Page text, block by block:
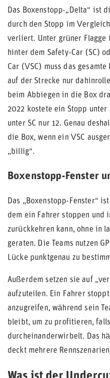
Das Boxenstopp-„Delta" ist
durch den Stopp im
verliert. Unter grüner Flagge
hinter dem Safety-Car (SC)
Car (VSC) muss das
auf der Strecke nur
beim Abbiegen in die Box
2022 kostete ein Stopp unter
unter SC nur 12. Genau
die Box, wenn ein VSC
„billig".
Boxenstopp-Fenster
Das „Boxenstopp-Fenster"
dem ein Fahrer stoppen und
zurückkehren kann, ohne in
geraten. Die Teams nutzen
Lücke punktgenau zu
Außerdem setzen sie auf
aufzuteilen. Ein Fahrer
anzugreifen, während sein
bleibt, um zu profitieren,
durcheinanderwirbelt. Das
deckt mehrere